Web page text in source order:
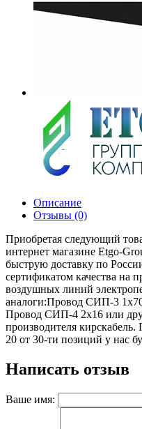
Описание
Отзывы (0)
Приобретая следующий
интернет магазине Etgo-
быструю доставку по
сертификатом качества на
воздушных линий
аналоги:Провод СИП-3
Провод СИП-4 2х16 или
производителя
20 от 30-ти позиций у нас
Написать отзыв
Ваше имя: